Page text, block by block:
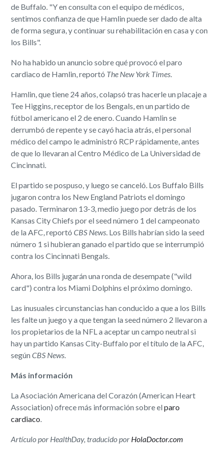
de Buffalo. "Y en consulta con el equipo de médicos,
sentimos confianza de que Hamlin puede ser dado de alta
de forma segura, y continuar su rehabilitación en casa y con
los Bills".
No ha habido un anuncio sobre qué provocó el paro
cardiaco de Hamlin, reportó The New York Times.
Hamlin, que tiene 24 años, colapsó tras hacerle un placaje a
Tee Higgins, receptor de los Bengals, en un partido de
fútbol americano el 2 de enero. Cuando Hamlin se
derrumbó de repente y se cayó hacia atrás, el personal
médico del campo le administró RCP rápidamente, antes
de que lo llevaran al Centro Médico de La Universidad de
Cincinnati.
El partido se pospuso, y luego se canceló. Los Buffalo Bills
jugaron contra los New England Patriots el domingo
pasado. Terminaron 13-3, medio juego por detrás de los
Kansas City Chiefs por el seed número 1 del campeonato
de la AFC, reportóCBS News. Los Bills habrían sido la seed
número 1 si hubieran ganado el partido que se interrumpió
contra los Cincinnati Bengals.
Ahora, los Bills jugarán una ronda de desempate ("wild
card") contra los Miami Dolphins el próximo domingo.
Las inusuales circunstancias han conducido a que a los Bills
les falte un juego y a que tengan la seed número 2 llevaron a
los propietarios de la NFL a aceptar un campo neutral si
hay un partido Kansas City-Buffalo por el título de la AFC,
segúnCBS News.
Más información
La Asociación Americana del Corazón (American Heart
Association) ofrece más información sobre elparo
cardiaco.
Artículo por HealthDay, traducido por HolaDoctor.com